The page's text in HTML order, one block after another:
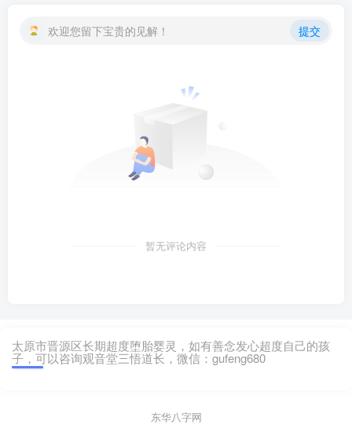
欢迎您留下宝贵的见解！ 提交
暂无评论内容
太原市晋源区长期超度堕胎婴灵，如有善念发心超度自己的孩
子，可以咨询观音堂三悟道长，微信：gufeng680
东华八字网